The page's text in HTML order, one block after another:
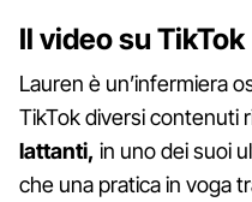
Il video su TikTok
Lauren è un’infermiera
TikTok diversi contenuti
lattanti, in uno dei suoi
che una pratica in voga